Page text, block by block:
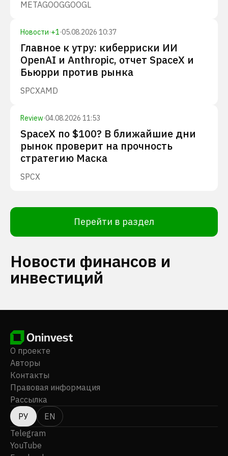
METAGOOGGOOGL
Новости·+1·05.08.2026 10:37
Главное к утру: киберриски ИИ
OpenAI и Anthropic, отчет SpaceX и
Бьюрри против рынка
SPCXAMD
Review·04.08.2026 11:53
SpaceX по $100? В ближайшие дни
рынок проверит на прочность
стратегию Маска
SPCX
Перейти в раздел
Новости финансов и
инвестиций
О проекте
Авторы
Контакты
Правовая информация
Рассылка
РУ
EN
Telegram
YouTube